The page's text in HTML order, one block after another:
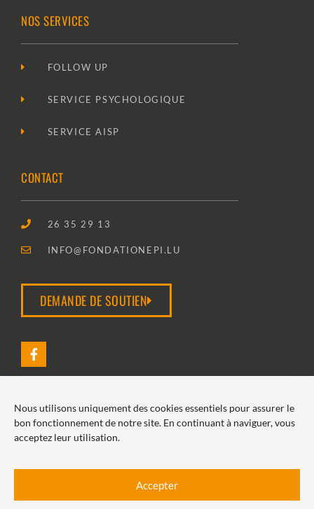
Nous utilisons uniquement des cookies essentiels pour assurer le
bon fonctionnement de notre site. En continuant à naviguer, vous
acceptez leur utilisation.
Accepter
NOS SERVICES
FOLLOW UP
SERVICE PSYCHOLOGIQUE
SERVICE AISP
CONTACT
26 35 29 13
INFO@FONDATIONEPI.LU
DEMANDE DE SOUTIEN
2026 FONDATION EPI
POLITIQUE DE CONFIDENTIALITÉ